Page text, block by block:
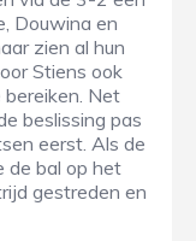
Douwina en
zien al hun
Stiens ook
Net
beslissing pas
eerst. Als de
de bal op het
gestreden en